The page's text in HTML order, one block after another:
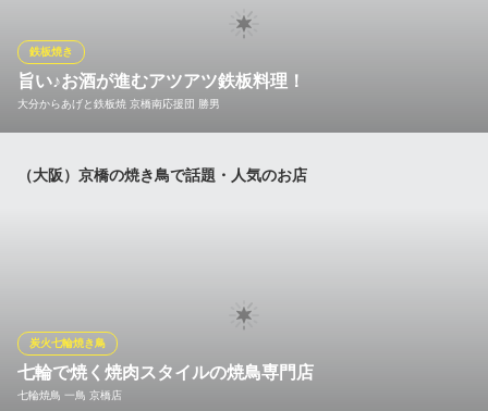
群です！アラカルト飲み放題とご一緒にお楽しみいただくのもオ
ススメです。
肉と魚がうまい酒場 ニューツルマツ 京橋店
旨い♪お酒が進むアツアツ鉄板料理！
大分からあげと鉄板焼 京橋南応援団 勝男
鉄板焼き
お酒がどんどん進む一品料理も種類豊富！中でも、アツアツのま
大分からあげと鉄板焼 京橋南応援団 勝男
大分唐揚と鉄板焼居酒屋
ＪＲ京橋駅 徒歩1分
大阪府大阪市都島区片町2-4-14
（大阪）京橋の焼き鳥で話題・人気のお店
七輪で焼く焼肉スタイルの焼鳥専門店
七輪焼鳥 一鳥 京橋店
炭火七輪焼き鳥